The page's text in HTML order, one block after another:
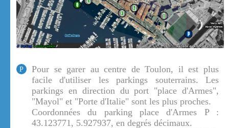
P
Pour se garer au centre de Toulon, il est plus
facile d'utiliser les parkings souterrains. Les
parkings en direction du port "place d'Armes",
"Mayol" et "Porte d'Italie" sont les plus proches.
Coordonnées du parking place d'Armes P :
43.123771, 5.927937, en degrés décimaux.